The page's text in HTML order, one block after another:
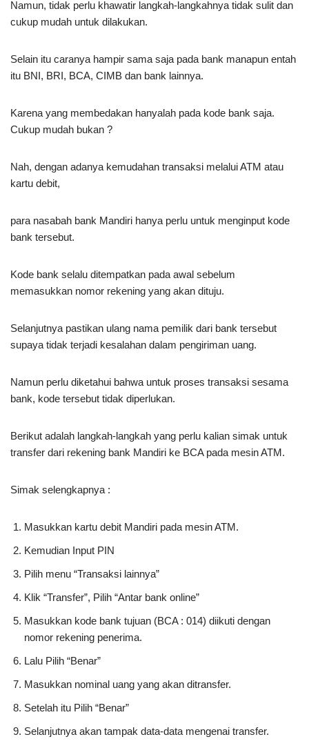
Namun, tidak perlu khawatir langkah-langkahnya tidak sulit dan
cukup mudah untuk dilakukan.
Selain itu caranya hampir sama saja pada bank manapun entah
itu BNI, BRI, BCA, CIMB dan bank lainnya.
Karena yang membedakan hanyalah pada kode bank saja.
Cukup mudah bukan ?
Nah, dengan adanya kemudahan transaksi melalui ATM atau
kartu debit,
para nasabah bank Mandiri hanya perlu untuk menginput kode
bank tersebut.
Kode bank selalu ditempatkan pada awal sebelum
memasukkan nomor rekening yang akan dituju.
Selanjutnya pastikan ulang nama pemilik dari bank tersebut
supaya tidak terjadi kesalahan dalam pengiriman uang.
Namun perlu diketahui bahwa untuk proses transaksi sesama
bank, kode tersebut tidak diperlukan.
Berikut adalah langkah-langkah yang perlu kalian simak untuk
transfer dari rekening bank Mandiri ke BCA pada mesin ATM.
Simak selengkapnya :
Masukkan kartu debit Mandiri pada mesin ATM.
Kemudian Input PIN
Pilih menu “Transaksi lainnya”
Klik “Transfer”, Pilih “Antar bank online”
Masukkan kode bank tujuan (BCA : 014) diikuti dengan
nomor rekening penerima.
Lalu Pilih “Benar”
Masukkan nominal uang yang akan ditransfer.
Setelah itu Pilih “Benar”
Selanjutnya akan tampak data-data mengenai transfer.